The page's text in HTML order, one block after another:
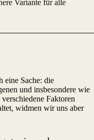
Variante für alle
eine Sache: die
und insbesondere wie
Faktoren
widmen wir uns aber